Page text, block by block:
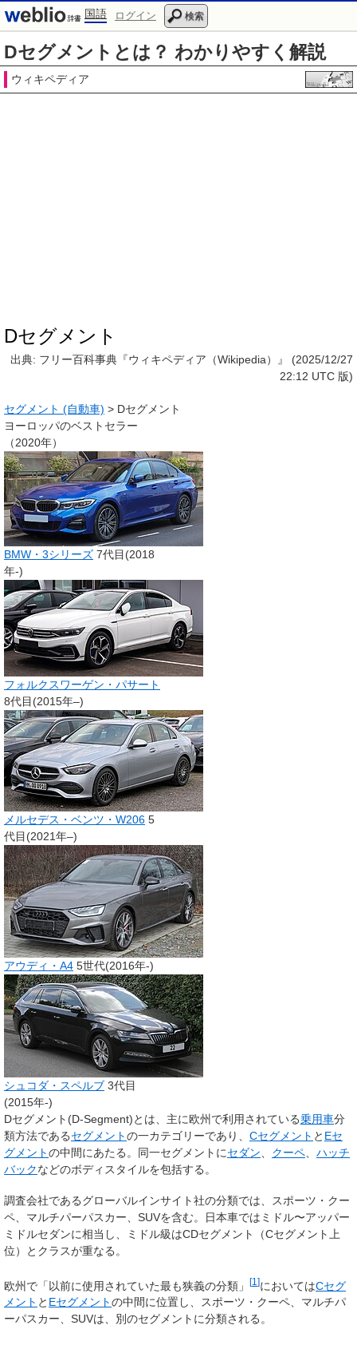
国語 ログイン 検索
Dセグメントとは？ わかりやすく解説
ウィキペディア
Dセグメント
出典: フリー百科事典『ウィキペディア（Wikipedia）』 (2025/12/27
22:12 UTC 版)
セグメント (自動車) > Dセグメント
ヨーロッパのベストセラー
（2020年）
BMW・3シリーズ 7代目(2018
年-)
フォルクスワーゲン・パサート
8代目(2015年–)
メルセデス・ベンツ・W206 5
代目(2021年–)
アウディ・A4 5世代(2016年-)
シュコダ・スペルブ 3代目
(2015年-)
Dセグメント (D-Segment)とは、主に欧州で利用されている乗用車分
類方法であるセグメントの一カテゴリーであり、 Cセグメント と Eセ
グメントの中間にあたる。同一セグメントにセダン クーペ
ハッチ
バックなどのボディスタイルを包括する。
調査会社であるグローバルインサイト社の分類では、スポーツ・クー
ペ、マルチパーパスカー、SUVを含む。日本車ではミドル〜アッパー
ミドルセダンに相当し、ミドル級はCDセグメント（Cセグメント上
位）とクラスが重なる。
欧州で「以前に使用されていた最も狭義の分類」 [1 ]においてはCセグ
メント と Eセグメントの中間に位置し、スポーツ・クーペ、マルチパ
ーパスカー、SUVは、別のセグメントに分類される。